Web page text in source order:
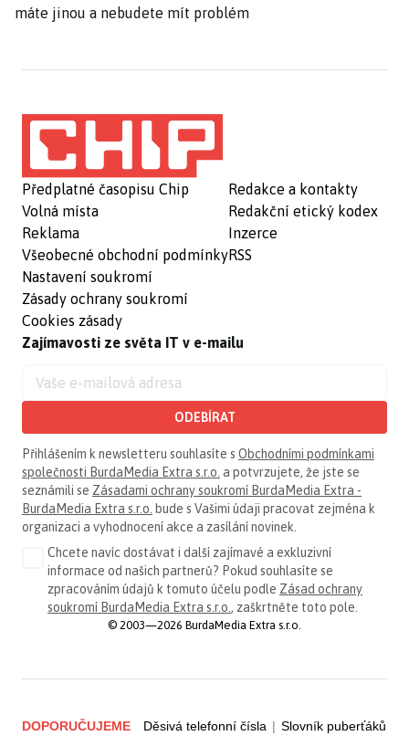
máte jinou a nebudete mít problém
Předplatné časopisu Chip
Volná místa
Reklama
Všeobecné obchodní podmínky
Nastavení soukromí
Zásady ochrany soukromí
Cookies zásady
Redakce a kontakty
Redakční etický kodex
Inzerce
RSS
Zajímavosti ze světa IT v e-mailu
ODEBÍRAT
Přihlášením k newsletteru souhlasíte s Obchodními podmínkami
společnosti BurdaMedia Extra s.r.o. a potvrzujete, že jste se
seznámili se Zásadami ochrany soukromí BurdaMedia Extra -
BurdaMedia Extra s.r.o. bude s Vašimi údaji pracovat zejména k
organizaci a vyhodnocení akce a zasílání novinek.
Chcete navíc dostávat i další zajímavé a exkluzivní
informace od našich partnerů? Pokud souhlasíte se
zpracováním údajů k tomuto účelu podle Zásad ochrany
soukromí BurdaMedia Extra s.r.o. , zaškrtněte toto pole.
© 2003—2026 BurdaMedia Extra s.r.o.
DOPORUČUJEME Děsivá telefonní čísla | Slovník puberťáků